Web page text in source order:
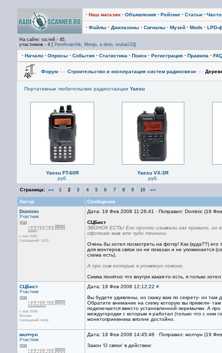
· Наш магазин · Объявления · Рейтинг · Статьи ·
· Файлы · Диапазоны · Сигналы · Музей · Mods · LPD-
На сайте: гостей - 45,
участников - 4 [ Perehvatchik, Menjo, a droo, muha131]
· Начало · Опросы · События · Статистика · Поиск · Регистрация · Правила ·
Форум —› Строительство и эксплуатация систем радиосвязи —›
Портативные любительские радиостанции Yaesu
Yaesu FT-60R
руб.
Yaesu VX-3R
руб.
Страница: «« 1 2 3 4 5 6 7 8 9 10 »»
Автор
Сообщение
Dominic
Участник
с ноя 2005
Сообщений: 1423
Дата: 19 Фев 2008 11:26:41 · Поправил: Dominic (19
СЦБист
ЗВОНОК ЕСТЬ! Его просто изымали как правило, но
сфоткаю вам это чудо техники.
Очень бы хотел посмотреть на фотку! Как (куда??)
для монтеров связи он не показан и не упоминается
схема есть).
А про сим которые я упомянул поясню.
Симка понятно что внутри какая-то есть, я только
СЦБист
Участник
с мар 2006
Москва
Сообщений: 6656
Дата: 19 Фев 2008 12:12:22 #
Вы будете удивлены, но скажу вам по секрету- он
Обратите внимание на схему которую вы привели-
подключается вместо установленной перемычки. А
междугородки с которым я работал (только что с ним
монетоприемника вполне достойно.
молчун
Участник
Дата: 19 Фев 2008 14:45:46 · Поправил: молчун (19
Закон 'О связи' в действии: